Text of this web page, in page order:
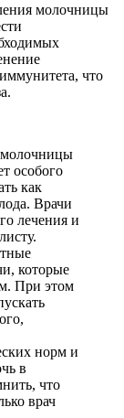
молочницы
что
молочницы
особого
как
Врачи
лечения и
которые
При этом
норм и
в
что
врач